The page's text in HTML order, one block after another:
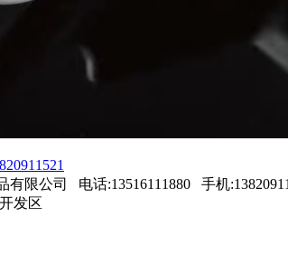
有限公司 电话:13516111880 手机
发区